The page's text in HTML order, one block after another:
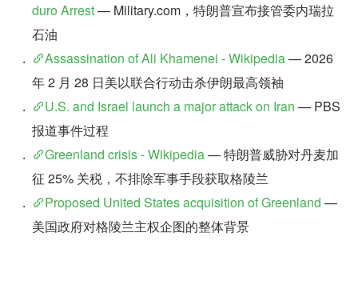
duro Arrest — Military.com，特朗普宣布接管委内瑞拉
石油
Assassination of Ali Khamenei - Wikipedia — 2026
年 2 月 28 日美以联合行动击杀伊朗最高领袖
U.S. and Israel launch a major attack on Iran — PBS
报道事件过程
Greenland crisis - Wikipedia — 特朗普威胁对丹麦加
征 25% 关税，不排除军事手段获取格陵兰
Proposed United States acquisition of Greenland —
美国政府对格陵兰主权企图的整体背景